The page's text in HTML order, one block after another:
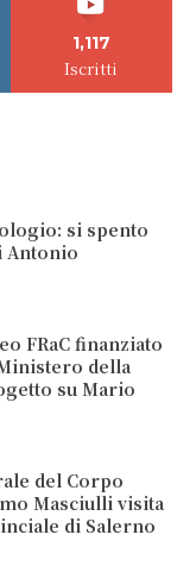
1,117
Iscritti
si spento
Antonio
FRaC finanziato
della
su Mario
del Corpo
Masciulli visita
di Salerno